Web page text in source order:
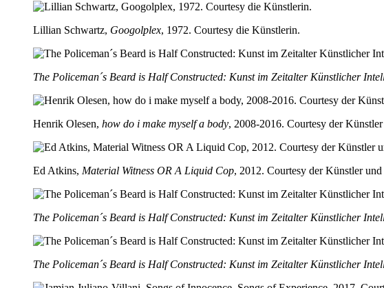
Lillian Schwartz, Googolplex, 1972. Courtesy die Künstlerin.
The Policeman´s Beard is Half Constructed: Kunst im Zeitalter Künstlicher
Henrik Olesen, how do i make myself a body, 2008-2016. Courtesy der
Ed Atkins, Material Witness OR A Liquid Cop, 2012. Courtesy der Künstler
The Policeman´s Beard is Half Constructed: Kunst im Zeitalter Künstlicher
The Policeman´s Beard is Half Constructed: Kunst im Zeitalter Künstlicher